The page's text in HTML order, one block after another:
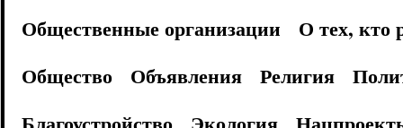
Общественные организации
О тех, кто
Общество
Объявления Религия